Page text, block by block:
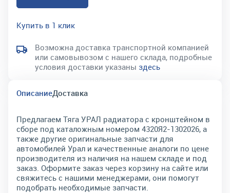
Купить в 1 клик
Возможна доставка транспортной компанией
или самовывозом с нашего склада, подробные
условия доставки указаны здесь
ОписаниеДоставка
Предлагаем Тяга УРАЛ радиатора с кронштейном в
сборе под каталожным номером 4320Я2-1302026, а
также другие оригинальные запчасти для
автомобилей Урал и качественные аналоги по цене
производителя из наличия на нашем складе и под
заказ. Оформите заказ через корзину на сайте или
свяжитесь с нашими менеджерами, они помогут
подобрать необходимые запчасти.